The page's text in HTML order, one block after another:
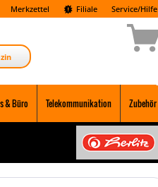
Merkzettel Filiale Service/Hilfe
& Büro Telekommunikation Zubehör